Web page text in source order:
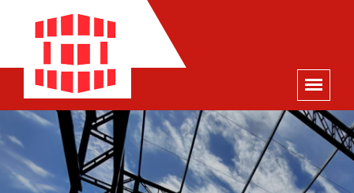
×
ORÇAMENTO